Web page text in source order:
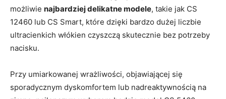
możliwie najbardziej delikatne modele, takie jak CS
12460 lub CS Smart, które dzięki bardzo dużej liczbie
ultracienkich włókien czyszczą skutecznie bez potrzeby
nacisku.
Przy umiarkowanej wrażliwości, objawiającej się
sporadycznym dyskomfortem lub nadreaktywnością na